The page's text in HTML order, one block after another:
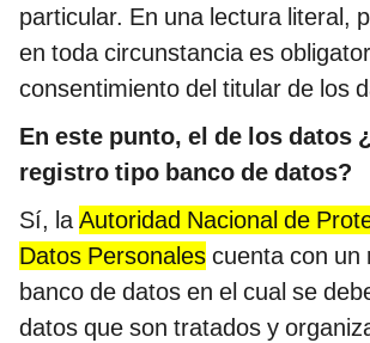
particular. En una lectura literal,
en toda circunstancia es
consentimiento del titular de los
En este punto, el de los datos
registro tipo banco de datos?
Sí, laAutoridad Nacional de
Datos Personales cuenta con un
banco de datos en el cual se
datos que son tratados y